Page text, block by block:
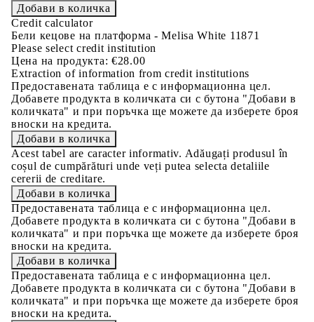
Credit calculator
Бели кецове на платформа - Melisa White 11871
Please select credit institution
Цена на продукта: €28.00
Extraction of information from credit institutions
Предоставената таблица е с информационна цел.
Добавете продукта в количката си с бутона "Добави в
количката" и при поръчка ще можете да изберете броя
вноски на кредита.
Acest tabel are caracter informativ. Adăugați produsul în
coșul de cumpărături unde veți putea selecta detaliile
cererii de creditare.
Предоставената таблица е с информационна цел.
Добавете продукта в количката си с бутона "Добави в
количката" и при поръчка ще можете да изберете броя
вноски на кредита.
Предоставената таблица е с информационна цел.
Добавете продукта в количката си с бутона "Добави в
количката" и при поръчка ще можете да изберете броя
вноски на кредита.